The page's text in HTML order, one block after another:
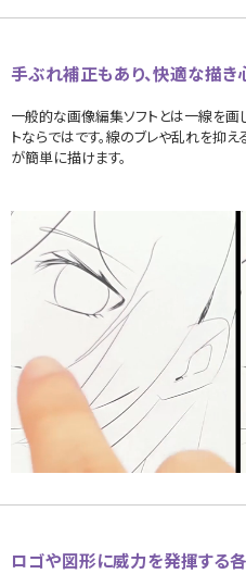
手ぶれ補正もあり、快適な描き
一般的な画像編集ソフトとは一線を画
トならではです。線のブレや乱れを抑え
が簡単に描けます。
ロゴや図形に威力を発揮する